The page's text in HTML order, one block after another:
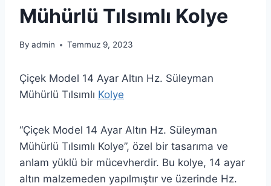
Mühürlü Tılsımlı Kolye
By admin Temmuz 9, 2023
Çiçek Model 14 Ayar Altın Hz. Süleyman
Mühürlü Tılsımlı Kolye
“Çiçek Model 14 Ayar Altın Hz. Süleyman
Mühürlü Tılsımlı Kolye”, özel bir tasarıma ve
anlam yüklü bir mücevherdir. Bu kolye, 14 ayar
altın malzemeden yapılmıştır ve üzerinde Hz.